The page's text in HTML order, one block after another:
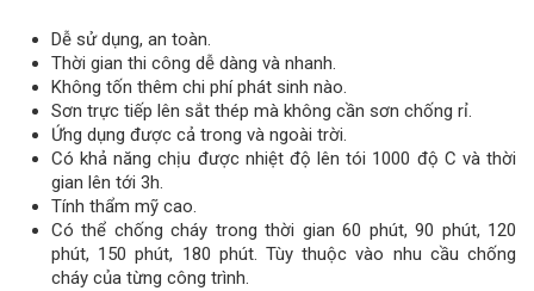
Dễ sử dụng, an toàn.
Thời gian thi công dễ dàng và nhanh.
Không tốn thêm chi phí phát sinh nào.
Sơn trực tiếp lên sắt thép mà không cần sơn chống rỉ.
Ứng dụng được cả trong và ngoài trời.
Có khả năng chịu được nhiệt độ lên tói 1000 độ C và thời
gian lên tới 3h.
Tính thẩm mỹ cao.
Có thể chống cháy trong thời gian 60 phút, 90 phút, 120
phút, 150 phút, 180 phút. Tùy thuộc vào nhu cầu chống
cháy của từng công trình.